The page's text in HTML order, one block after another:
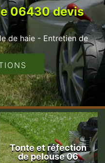
06430 devis
de haie - Entretien de
Tonte et réfection
de pelouse 06